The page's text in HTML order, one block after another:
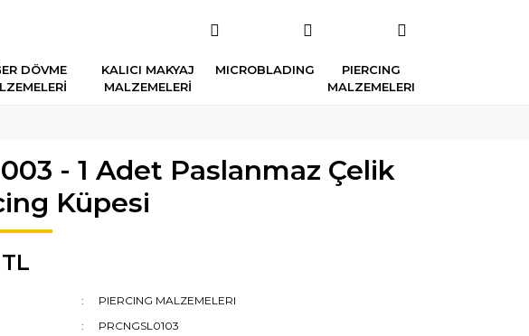
DÖVME
KALICI MAKYAJ
MALZEMELERİ
MICROBLADING
PIERCING
MALZEMELERI
- 1 Adet Paslanmaz Çelik
Küpesi
PIERCING MALZEMELERI
PRCNGSL0103